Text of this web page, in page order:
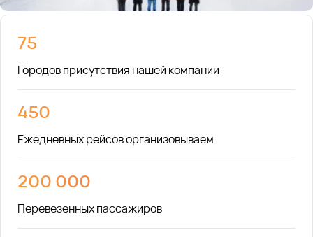
75
Городов присутствия нашей компании
450
Ежедневных рейсов организовываем
200 000
Перевезенных пассажиров